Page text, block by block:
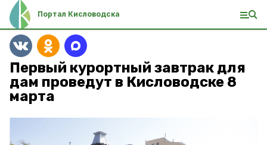
Портал Кисловодска
Первый курортный завтрак для
дам проведут в Кисловодске 8
марта